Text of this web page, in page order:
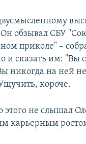
Он обзывал СБУ
приколе" –
сказать им: "Вы
никогда на ней
короче.
этого не слышал
карьерным